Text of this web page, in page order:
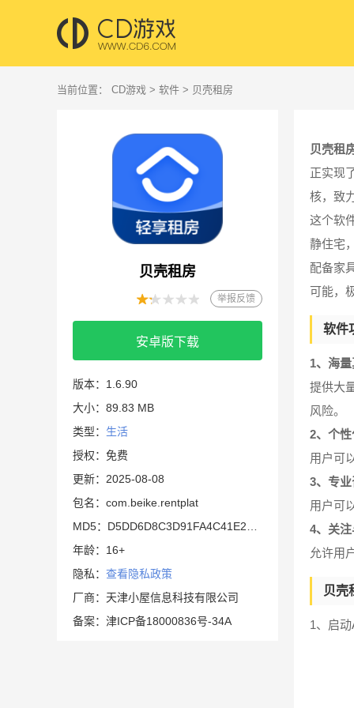
当前位置： CD游戏 > 软件 > 贝壳租房
贝壳租房
举报反馈
安卓版下载
版本：1.6.90
大小：89.83 MB
类型： 生活
授权：免费
更新：2025-08-08
包名：com.beike.rentplat
年龄：16+
隐私： 查看隐私政策
厂商：天津小屋信息科技有限公司
备案：津ICP备18000836号-34A
贝壳租
正实现
核，致
这个软
静住宅
配备家
可能，
软件
1、海
提供大
风险。
2、个
用户可
3、专
用户可
4、关
允许用
贝壳
1、启